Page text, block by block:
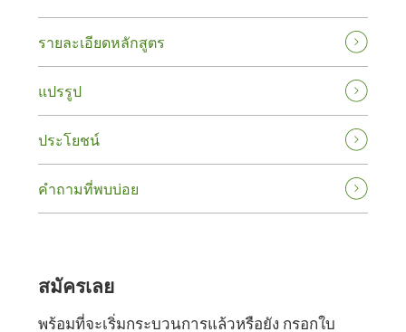
รายละเอียดหลักสูตร
แปรรูป
ประโยชน์
คําถามที่พบบ่อย
สมัครเลย
พร้อมที่จะเริ่มกระบวนการแล้วหรือยัง กรอกใบ